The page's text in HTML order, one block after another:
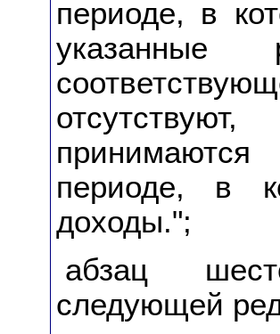
периоде, в
указанные
периоде, в
доходы.";
абзац
следующей